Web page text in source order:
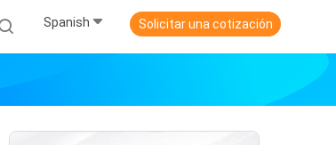
Spanish Solicitar una cotización